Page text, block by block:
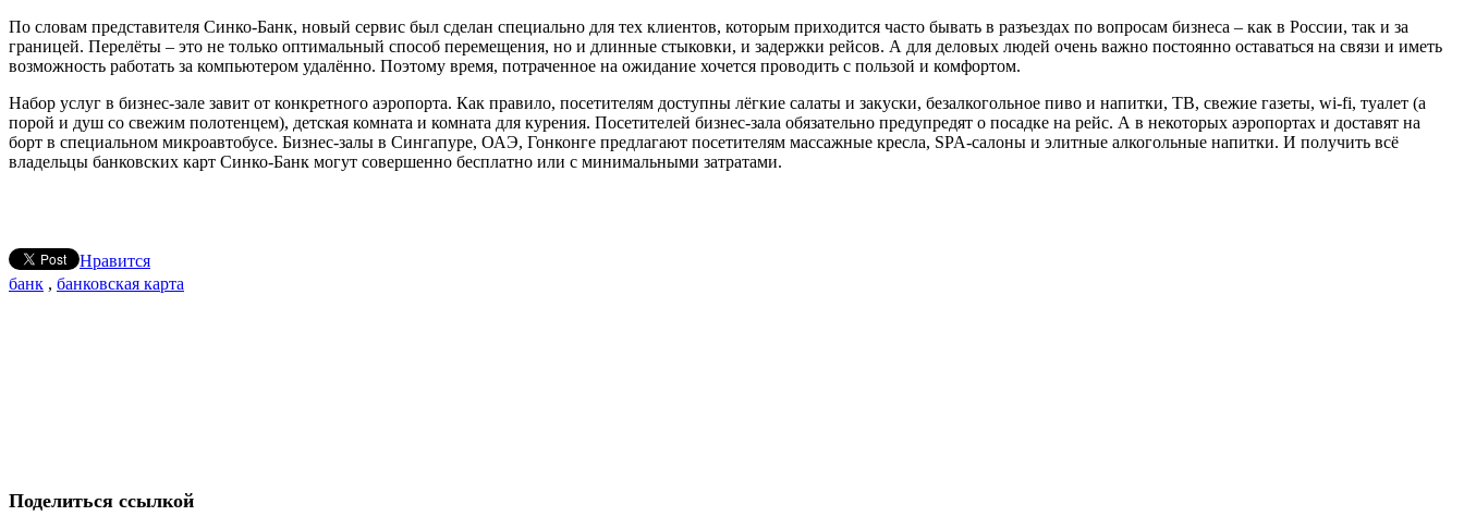
По словам представителя Синко-Банк, новый сервис был сделан специально для тех клиентов, которым приходится часто бывать в разъездах по вопросам бизнеса – как в России, так и за
границей. Перелёты – это не только оптимальный способ перемещения, но и длинные стыковки, и задержки рейсов. А для деловых людей очень важно постоянно оставаться на связи и иметь
возможность работать за компьютером удалённо. Поэтому время, потраченное на ожидание хочется проводить с пользой и комфортом.
Набор услуг в бизнес-зале завит от конкретного аэропорта. Как правило, посетителям доступны лёгкие салаты и закуски, безалкогольное пиво и напитки, ТВ, свежие газеты, wi-fi, туалет (а
порой и душ со свежим полотенцем), детская комната и комната для курения. Посетителей бизнес-зала обязательно предупредят о посадке на рейс. А в некоторых аэропортах и доставят на
борт в специальном микроавтобусе. Бизнес-залы в Сингапуре, ОАЭ, Гонконге предлагают посетителям массажные кресла, SPA-салоны и элитные алкогольные напитки. И получить всё
владельцы банковских карт Синко-Банк могут совершенно бесплатно или с минимальными затратами.
Нравится
банк , банковская карта
Поделиться ссылкой